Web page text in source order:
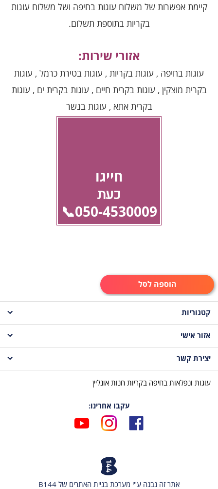
קיימת אפשרות של משלוח עוגות בחיפה ושל משלוח עוגות
בקריות בתוספת תשלום.
אזורי שירות:
עוגות בחיפה , עוגות בקריות , עוגות בטירת כרמל , עוגות
בקרית מוצקין , עוגות בקרית חיים , עוגות בקרית ים , עוגות
בקרית אתא , עוגות בנשר
חייגו
כעת
050-4530009📞
הוספה לסל
קטגוריות
עוגות לקטנטנים
עוגות לבנות
עוגות לבנים
עוגות חתונה
כל הקטגוריות
אזור אישי
עגלת קניות
יצירת קשר
טלפון | 076-8618933
עוגות ונפלאות בחיפה בקריות חנות אונליין
עקבו אחרינו:
אתר זה נבנה ע"י מערכת בניית האתרים של B144